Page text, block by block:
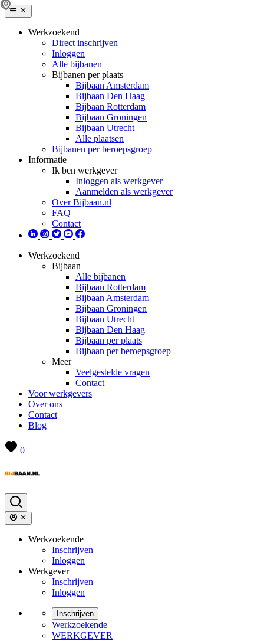
Werkzoekend
Direct inschrijven
Inloggen
Alle bijbanen
Bijbanen per plaats
Bijbaan Amsterdam
Bijbaan Den Haag
Bijbaan Rotterdam
Bijbaan Groningen
Bijbaan Utrecht
Alle plaatsen
Bijbanen per beroepsgroep
Informatie
Ik ben werkgever
Inloggen als werkgever
Aanmelden als werkgever
Over Bijbaan.nl
FAQ
Contact
Werkzoekend
Bijbaan
Alle bijbanen
Bijbaan Rotterdam
Bijbaan Amsterdam
Bijbaan Groningen
Bijbaan Utrecht
Bijbaan Den Haag
Bijbaan per plaats
Bijbaan per beroepsgroep
Meer
Veelgestelde vragen
Contact
Voor werkgevers
Over ons
Contact
Blog
0
Werkzoekende
Inschrijven
Inloggen
Werkgever
Inschrijven
Inloggen
Inschrijven
Werkzoekende
WERKGEVER